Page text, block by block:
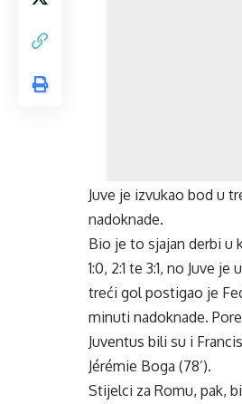
Juve je izvukao bod u
nadoknade.
Bio je to sjajan derbi u
1:0, 2:1 te 3:1, no Juve
treći gol postigao je
minuti nadoknade.
Juventus bili su i
Jérémie Boga (78’).
Stijelci za Romu, pak,